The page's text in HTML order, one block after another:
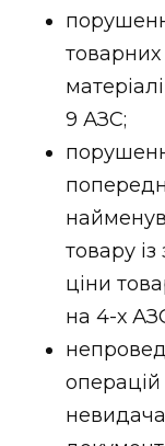
9 АЗС;
товару
ціни
на 4-х